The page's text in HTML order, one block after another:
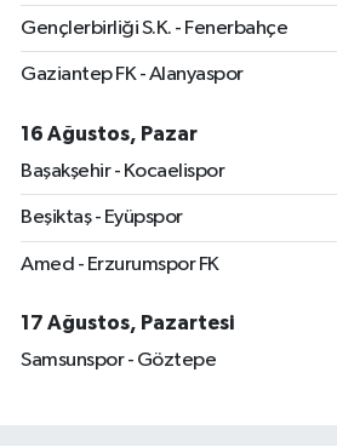
Gençlerbirliği S.K. - Fenerbahçe
Gaziantep FK - Alanyaspor
16 Ağustos, Pazar
Başakşehir - Kocaelispor
Beşiktaş - Eyüpspor
Amed - Erzurumspor FK
17 Ağustos, Pazartesi
Samsunspor - Göztepe